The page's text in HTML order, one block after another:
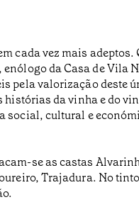
cada vez mais adeptos.
enólogo da Casa de Vila
pela valorização deste
histórias da vinha e do
social, cultural e
se as castas
Trajadura. No